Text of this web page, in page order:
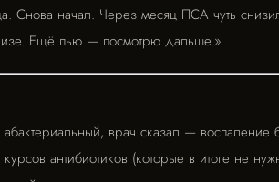
Снова начал. Через месяц ПСА чуть
Ещё пью — посмотрю дальше.»
абактериальный, врач сказал —
антибиотиков (которые в итоге не